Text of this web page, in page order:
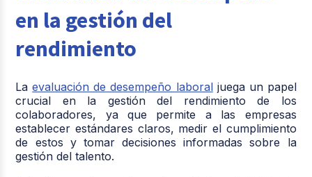
en la gestión del
rendimiento
Laevaluación de desempeño laboraljuega un papel
crucial en la gestión del rendimiento de los
colaboradores, ya que permite a las empresas
establecer estándares claros, medir el cumplimiento
de estos y tomar decisiones informadas sobre la
gestión del talento.